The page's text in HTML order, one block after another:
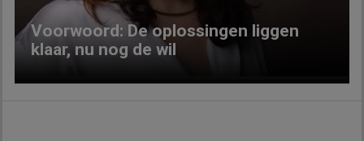
Voorwoord: De oplossingen liggen
klaar, nu nog de wil